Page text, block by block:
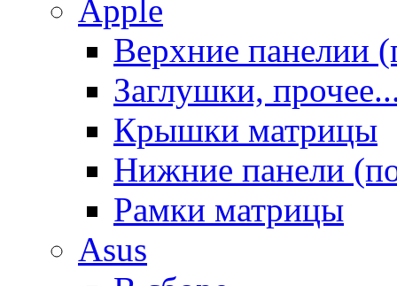
Apple
Верхние панелии
Заглушки,
Крышки матрицы
Нижние панели
Рамки матрицы
Asus